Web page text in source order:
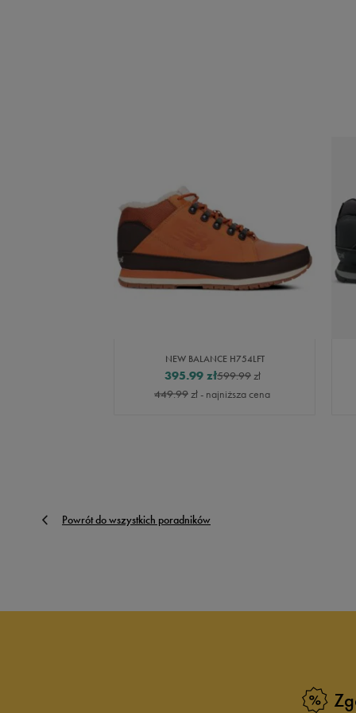
NEW BALANCE H754LFT
599.99zł
395.99 zł
449.99zł- najniższa cena
Powrót do wszystkich poradników